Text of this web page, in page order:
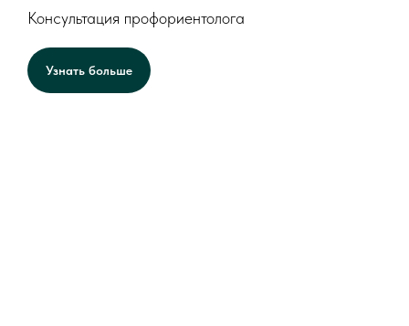
Консультация профориентолога
Узнать больше